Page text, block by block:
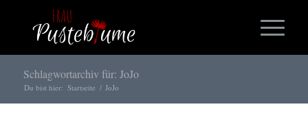
Schlagwortarchiv für: JoJo
Du bist hier: Startseite / JoJo